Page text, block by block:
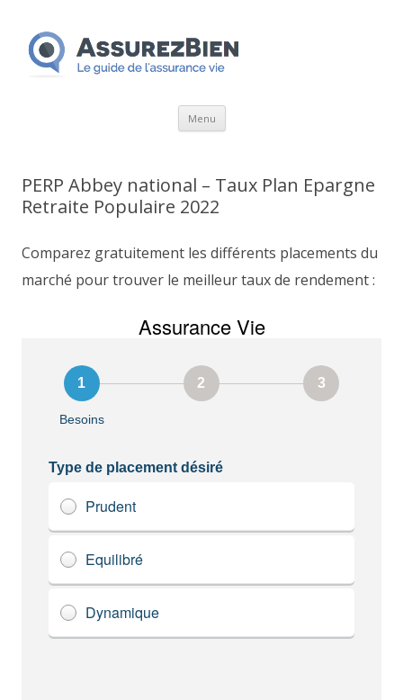
Menu Aller
PERP Abbey national – Taux Plan Epargne
Retraite Populaire 2022
Comparez gratuitement les différents placements du
marché pour trouver le meilleur taux de rendement :